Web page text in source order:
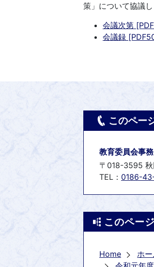
策」について協議し
会議次第
会議録
このペー
教育委員会事
〒018-3595 秋
TEL： 0186-
このペー
Home ホ